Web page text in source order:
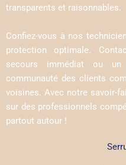
transparents et raisonnables.
Confiez-vous à nos
protection optimale.
secours immédiat ou
communauté des clients
voisines. Avec notre savoir-
sur des professionnels
partout autour !